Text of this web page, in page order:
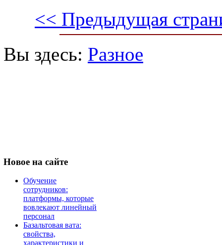
<< Предыдущая
Вы здесь: Разное
Новое на сайте
Обучение
сотрудников:
платформы, которые
вовлекают линейный
персонал
Базальтовая вата:
свойства,
характеристики и